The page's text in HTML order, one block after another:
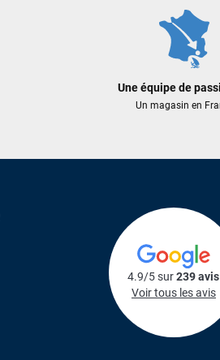
Une équipe de
Un magasin en
4.9/5 sur239 avis
Voir tous les avis